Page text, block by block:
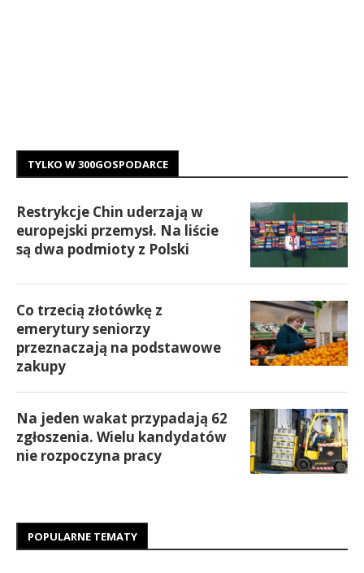
TYLKO W 300GOSPODARCE
Restrykcje Chin uderzają w
europejski przemysł. Na liście
są dwa podmioty z Polski
Co trzecią złotówkę z
emerytury seniorzy
przeznaczają na podstawowe
zakupy
Na jeden wakat przypadają 62
zgłoszenia. Wielu kandydatów
nie rozpoczyna pracy
POPULARNE TEMATY